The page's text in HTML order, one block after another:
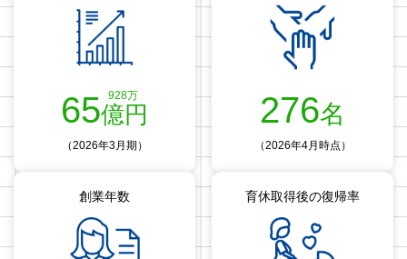
65億円
928万
（2026年3月期）
276名
（2026年4月時点）
創業年数 育休取得後の復帰率